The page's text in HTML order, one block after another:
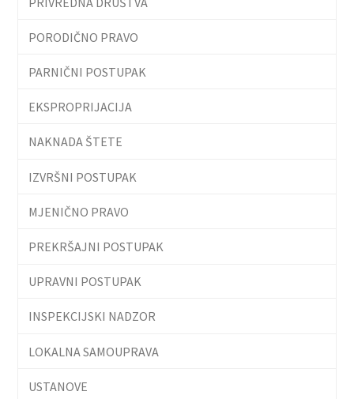
PORODIČNO PRAVO
PARNIČNI POSTUPAK
EKSPROPRIJACIJA
NAKNADA ŠTETE
IZVRŠNI POSTUPAK
MJENIČNO PRAVO
PREKRŠAJNI POSTUPAK
UPRAVNI POSTUPAK
INSPEKCIJSKI NADZOR
LOKALNA SAMOUPRAVA
USTANOVE